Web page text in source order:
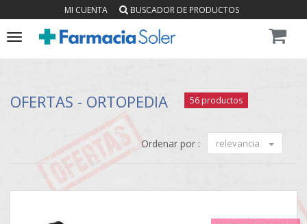
MI CUENTA BUSCADOR DE PRODUCTOS
Toggle
navigation
OFERTAS - ORTOPEDIA 56 productos
Ordenar por : relevancia